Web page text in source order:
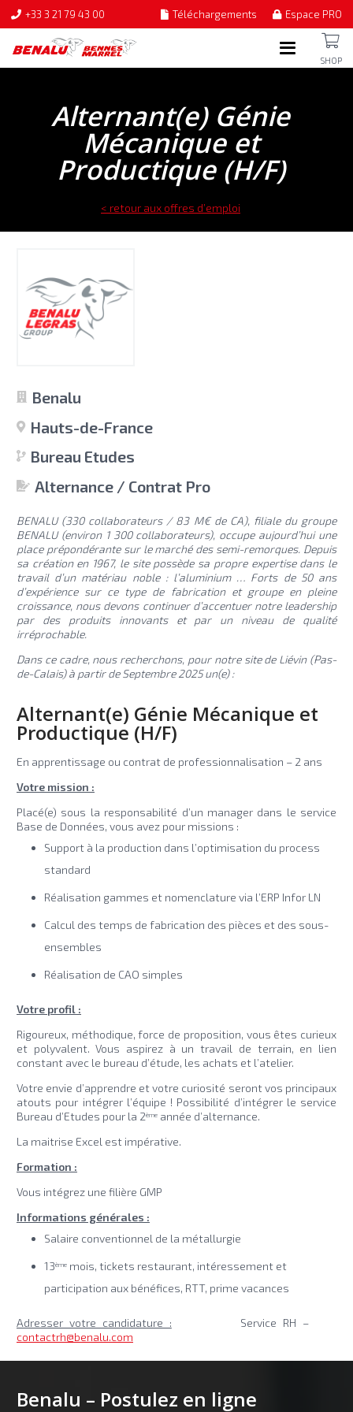
+33 3 21 79 43 00 Téléchargements Espace PRO
SHOP
Alternant(e) Génie
Mécanique et
Productique (H/F)
< retour aux offres d’emploi
Benalu
Hauts-de-France
Bureau Etudes
Alternance / Contrat Pro
BENALU (330 collaborateurs / 83 M€ de CA), filiale du groupe
BENALU (environ 1 300 collaborateurs), occupe aujourd’hui une
place prépondérante sur le marché des semi-remorques. Depuis
sa création en 1967, le site possède sa propre expertise dans le
travail d’un matériau noble : l’aluminium … Forts de 50 ans
d’expérience sur ce type de fabrication et groupe en pleine
croissance, nous devons continuer d’accentuer notre leadership
par des produits innovants et par un niveau de qualité
irréprochable.
Dans ce cadre, nous recherchons, pour notre site de Liévin (Pas-
de-Calais) à partir de Septembre 2025 un(e) :
Alternant(e) Génie Mécanique et
Productique (H/F)
En apprentissage ou contrat de professionnalisation – 2 ans
Votre mission :
Placé(e) sous la responsabilité d’un manager dans le service
Base de Données, vous avez pour missions :
Support à la production dans l’optimisation du process
standard
Réalisation gammes et nomenclature via l’ERP Infor LN
Calcul des temps de fabrication des pièces et des sous-
ensembles
Réalisation de CAO simples
Votre profil :
Rigoureux, méthodique, force de proposition, vous êtes curieux
et polyvalent. Vous aspirez à un travail de terrain, en lien
constant avec le bureau d’étude, les achats et l’atelier.
Votre envie d’apprendre et votre curiosité seront vos principaux
atouts pour intégrer l’équipe ! Possibilité d’intégrer le service
Bureau d’Etudes pour la 2ème année d’alternance.
La maitrise Excel est impérative.
Formation :
Vous intégrez une filière GMP
Informations générales :
Salaire conventionnel de la métallurgie
13ème mois, tickets restaurant, intéressement et
participation aux bénéfices, RTT, prime vacances
Adresser votre candidature : Service RH –
contactrh@benalu.com
Benalu – Postulez en ligne